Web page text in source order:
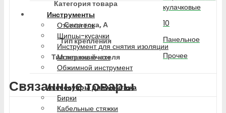
Инструменты
Отсекатель
Щипцы-кусачки
Инструмент для снятия изоляции
Монтажный нож
Обжимной инструмент
Аксессуары для монтажа
Бирки
Кабельные стяжки
Категория товара
кулачковые
Сила тока, А
10
Тип крепления
Панельное
Тип переключателя
Прочее
Связанные товары